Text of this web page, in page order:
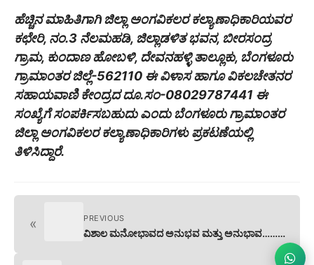
ಹೆಚ್ಚಿನ ಮಾಹಿತಿಗಾಗಿ ಜಿಲ್ಲಾ ಅಂಗವಿಕಲರ ಕಲ್ಯಾಣಾಧಿಕಾರಿಯವರ
ಕಛೇರಿ, ನಂ.3 ನೆಲಮಹಡಿ, ಜಿಲ್ಲಾಡಳಿತ ಭವನ, ಬೀರಸಂದ್ರ
ಗ್ರಾಮ, ಕುಂದಾಣ ಹೋಬಳಿ, ದೇವನಹಳ್ಳಿ ತಾಲ್ಲೂಕು, ಬೆಂಗಳೂರು
ಗ್ರಾಮಾಂತರ ಜಿಲ್ಲೆ-562110 ಈ ವಿಳಾಸ ಹಾಗೂ ವಿಕಲಚೇತನರ
ಸಹಾಯವಾಣಿ ಕೇಂದ್ರದ ದೂ.ಸಂ-08029787441 ಈ
ಸಂಖ್ಯೆಗೆ ಸಂಪರ್ಕಿಸಬಹುದು ಎಂದು ಬೆಂಗಳೂರು ಗ್ರಾಮಾಂತರ
ಜಿಲ್ಲಾ ಅಂಗವಿಕಲರ ಕಲ್ಯಾಣಾಧಿಕಾರಿಗಳು ಪ್ರಕಟಣೆಯಲ್ಲಿ
ತಿಳಿಸಿದ್ದಾರೆ.
« PREVIOUS
ವಿಶಾಲ ಮನೋಭಾವದ ಅನುಭವ ಮತ್ತು ಅನುಭಾವ………